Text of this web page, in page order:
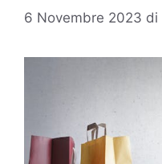
6 Novembre 2023 di